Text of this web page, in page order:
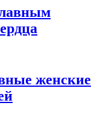
женские